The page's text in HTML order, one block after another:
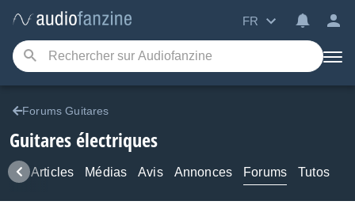
FR
Forums Guitares
Guitares électriques
Articles Médias Avis Annonces Forums Tutos